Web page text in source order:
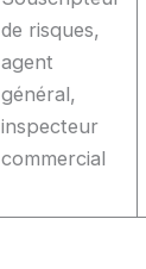
de risques,
agent
général,
inspecteur
commercial